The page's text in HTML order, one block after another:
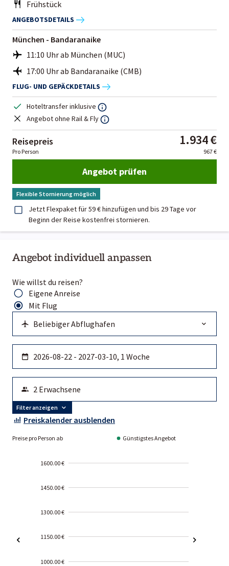
Angebot individuell anpassen
Wie willst du reisen?
Eigene Anreise
Mit Flug
Filter anzeigen
Preiskalender ausblenden
Preise pro Person ab Günstigstes Angebot
1600.00 €
1450.00 €
1300.00 €
1150.00 €
1000.00 €
Frühstück
ANGEBOTSDETAILS
München - Bandaranaike
11:10 Uhr ab München (MUC)
17:00 Uhr ab Bandaranaike (CMB)
FLUG- UND GEPÄCKDETAILS
Hoteltransfer inklusive
Angebot ohne Rail & Fly
Reisepreis 1.934 €
Pro Person 967 €
Angebot prüfen
Flexible Stornierung möglich
Jetzt Flexpaket für 59 € hinzufügen und bis 29 Tage vor
Beginn der Reise kostenfrei stornieren.